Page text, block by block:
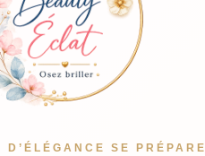
D’ÉLÉGANCE SE PRÉPARE